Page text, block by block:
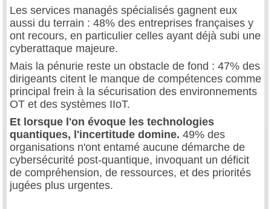
Les services managés spécialisés gagnent eux
aussi du terrain : 48% des entreprises françaises y
ont recours, en particulier celles ayant déjà subi une
cyberattaque majeure.
Mais la pénurie reste un obstacle de fond : 47% des
dirigeants citent le manque de compétences comme
principal frein à la sécurisation des environnements
OT et des systèmes IIoT.
Et lorsque l'on évoque les technologies
quantiques, l'incertitude domine. 49% des
organisations n'ont entamé aucune démarche de
cybersécurité post-quantique, invoquant un déficit
de compréhension, de ressources, et des priorités
jugées plus urgentes.